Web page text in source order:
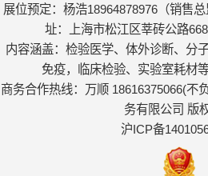
展位预定：杨浩18964878976（销售
址：上海市松江区莘砖公路
内容涵盖：检验医学、体外诊断、分
免疫，临床检验、实验室耗材
商务合作热线：万顺 18616375066(不
务有限公司 版
沪ICP备